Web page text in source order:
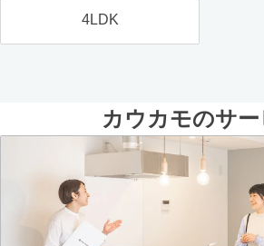
4LDK
カウカモのサー